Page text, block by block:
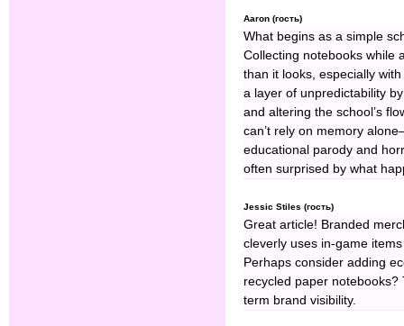
Aaron (гость)
What begins as a simple
Collecting notebooks while
than it looks, especially
a layer of unpredictability
and altering the school’s
can’t rely on memory
educational parody and
often surprised by what
Jessic Stiles (гость)
Great article! Branded
cleverly uses in-game
Perhaps consider adding
recycled paper
term brand visibility.